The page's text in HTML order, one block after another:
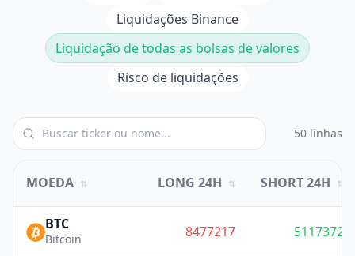
Liquidações Binance
Liquidação de todas as bolsas de valores
Risco de liquidações
50 linhas
MOEDA ⇅ LONG 24H ⇅ SHORT 24H ⇅
BTC
Bitcoin 8477217 5117372